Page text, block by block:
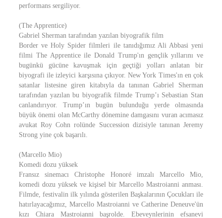
performans sergiliyor.
(The Apprentice)
Gabriel Sherman tarafından yazılan biyografik film
Border ve Holy Spider filmleri ile tanıdığımız Ali Abbasi yeni
filmi The Apprentice ile Donald Trump'ın gençlik yıllarını ve
bugünkü gücüne kavuşmak için geçtiği yolları anlatan bir
biyografi ile izleyici karşısına çıkıyor. New York Times'ın en çok
satanlar listesine giren kitabıyla da tanınan Gabriel Sherman
tarafından yazılan bu biyografik filmde Trump’ı Sebastian Stan
canlandırıyor. Trump’ın bugün bulunduğu yerde olmasında
büyük önemi olan McCarthy dönemine damgasını vuran acımasız
avukat Roy Cohn rolünde Succession dizisiyle tanınan Jeremy
Strong yine çok başarılı.
(Marcello Mio)
Komedi dozu yüksek
Fransız sinemacı Christophe Honoré imzalı Marcello Mio,
komedi dozu yüksek ve kişisel bir Marcello Mastroianni anması.
Filmde, festivalin ilk yılında gösterilen Başkalarının Çocukları ile
hatırlayacağımız, Marcello Mastroianni ve Catherine Deneuve'ün
kızı Chiara Mastroianni başrolde. Ebeveynlerinin efsanevi